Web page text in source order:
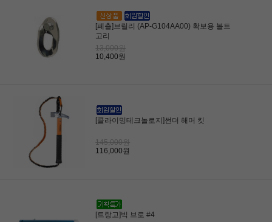
[페츨]브릴리 (AP-G104AA00) 확보용 볼트
고리
13,000원
10,400원
[클라이밍테크놀로지]썬더 해머 킷
145,000원
116,000원
[트랑고]빅 브로 #4